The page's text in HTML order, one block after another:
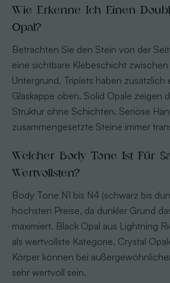
Wie Erkenne Ich Einen
Opal?
Betrachten Sie den Stein von der
eine sichtbare Klebeschicht
Untergrund. Triplets haben zusätzlich
Glaskappe oben. Solid Opale zeigen
Struktur ohne Schichten. Seriöse
zusammengesetzte Steine immer
Welcher Body Tone Ist Für
Wertvollsten?
Body Tone N1 bis N4 (schwarz bis
höchsten Preise, da dunkler Grund
maximiert. Black Opal aus Lightning
als wertvollste Kategorie. Crystal
Körper können bei
sehr wertvoll sein.